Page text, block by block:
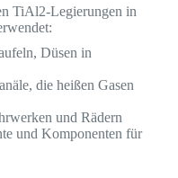
TiAl2-Legierungen in
Düsen in
die heißen Gasen
und Rädern
und Komponenten für